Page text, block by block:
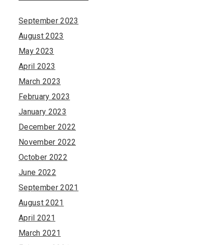
September 2023
August 2023
May 2023
April 2023
March 2023
February 2023
January 2023
December 2022
November 2022
October 2022
June 2022
September 2021
August 2021
April 2021
March 2021